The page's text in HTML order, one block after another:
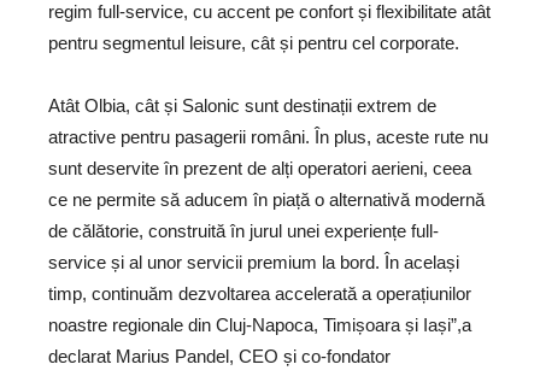
regim full-service, cu accent pe confort și flexibilitate atât
pentru segmentul leisure, cât și pentru cel corporate.
Atât Olbia, cât și Salonic sunt destinații extrem de
atractive pentru pasagerii români. În plus, aceste rute nu
sunt deservite în prezent de alți operatori aerieni, ceea
ce ne permite să aducem în piață o alternativă modernă
de călătorie, construită în jurul unei experiențe full-
service și al unor servicii premium la bord. În același
timp, continuăm dezvoltarea accelerată a operațiunilor
noastre regionale din Cluj-Napoca, Timișoara și Iași”,a
declarat Marius Pandel, CEO și co-fondator